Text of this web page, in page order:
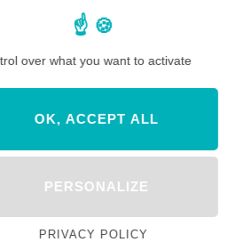
Le Roi Lion et les rythmes de
par jour à Frontierland Theater
cultes modernisées, sa
et ses artistes au talent
over what you want to activate
OK, ACCEPT ALL
PERSONALIZE
PRIVACY POLICY